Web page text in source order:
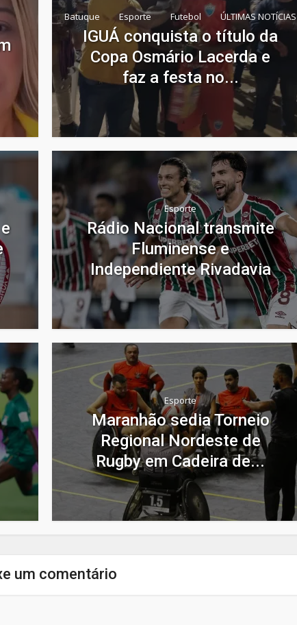
Batuque Esporte Futebol ÚLTIMAS NOTÍCIAS
IGUÁ conquista o título da
Copa Osmário Lacerda e
faz a festa no...
Esporte
Rádio Nacional transmite
Fluminense e
Independiente Rivadavia
Esporte
Maranhão sedia Torneio
Regional Nordeste de
Rugby em Cadeira de...
um comentário